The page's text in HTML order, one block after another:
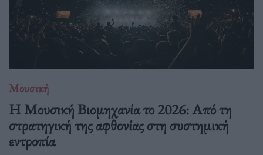
Μουσική
Η Μουσική Βιομηχανία το 2026: Από τη
στρατηγική της αφθονίας στη συστημική
εντροπία